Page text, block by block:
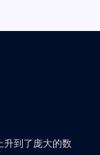
升到了庞大的数